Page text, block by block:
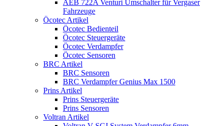
AEB 722A Venturi Umschalter für Vergaser
Fahrzeuge
Öcotec Artikel
Öcotec Bedienteil
Öcotec Steuergeräte
Öcotec Verdampfer
Öcotec Sensoren
BRC Artikel
BRC Sensoren
BRC Verdampfer Genius Max 1500
Prins Artikel
Prins Steuergeräte
Prins Sensoren
Voltran Artikel